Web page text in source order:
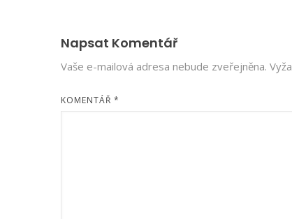
Napsat Komentář
Vaše e-mailová adresa nebude zveřejněna.
KOMENTÁŘ *